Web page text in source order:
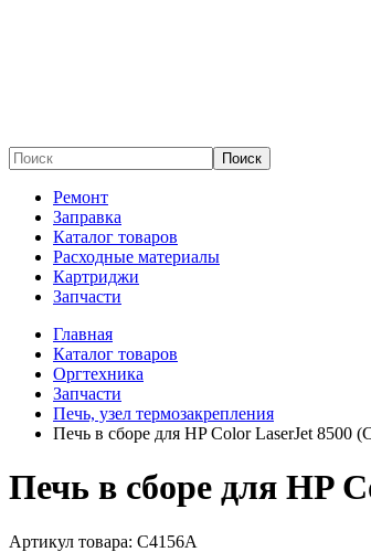
Поиск
Ремонт
Заправка
Каталог товаров
Расходные материалы
Картриджи
Запчасти
Главная
Каталог товаров
Оргтехника
Запчасти
Печь, узел термозакрепления
Печь в сборе для HP Color LaserJet 8500
Печь в сборе для HP
Артикул товара: C4156A